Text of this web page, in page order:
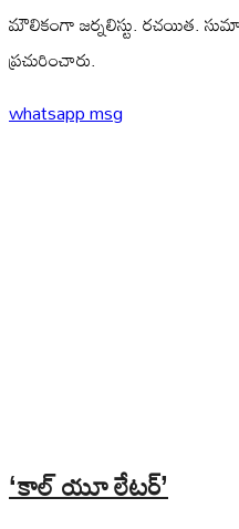
మౌలికంగా జర్నలిస్టు. రచయిత.
ప్రచురించారు.
whatsapp msg
‘కాల్ యూ లేటర్’